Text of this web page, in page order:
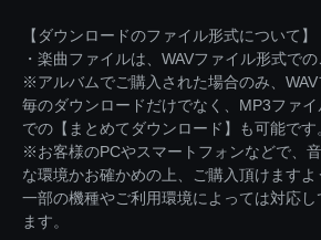
【ダウンロードのファイル形式について】
・楽曲ファイルは、WAVファイル形式での
※アルバムでご購入された場合のみ、
毎のダウンロードだけでなく、MP3ファ
での【まとめてダウンロード】も可能です
※お客様のPCやスマートフォンなどで、
な環境かお確かめの上、ご購入頂けますよ
一部の機種やご利用環境によっては対応
ます。